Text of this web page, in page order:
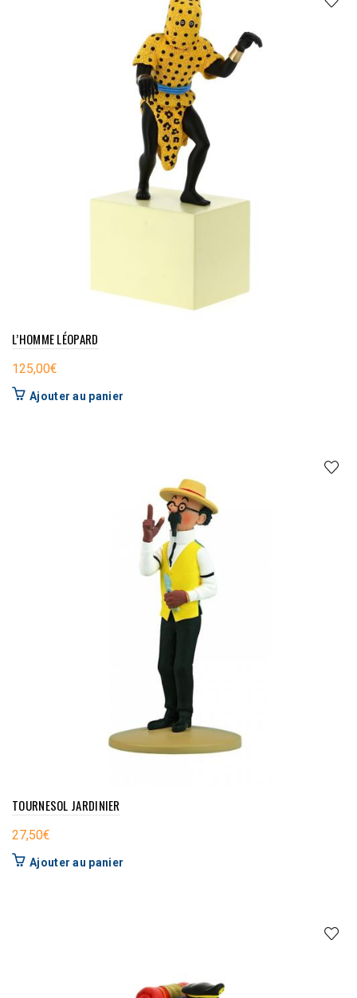
L’HOMME LÉOPARD
125,00€
Ajouter au panier
TOURNESOL JARDINIER
27,50€
Ajouter au panier